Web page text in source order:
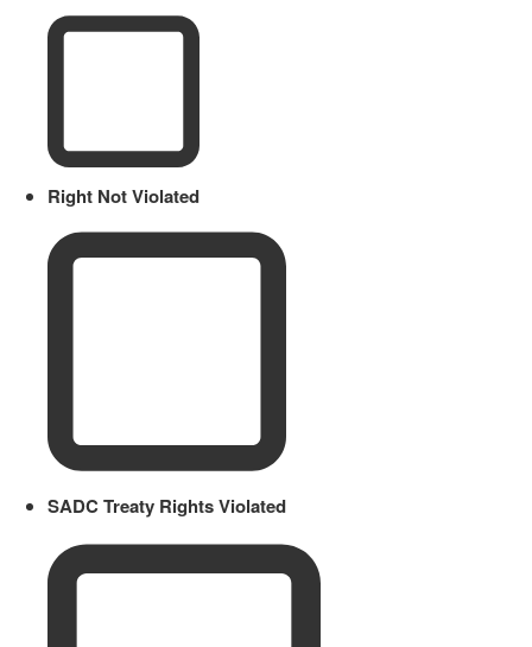
Right Not Violated
SADC Treaty Rights Violated